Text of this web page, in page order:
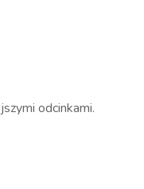
odcinkami.